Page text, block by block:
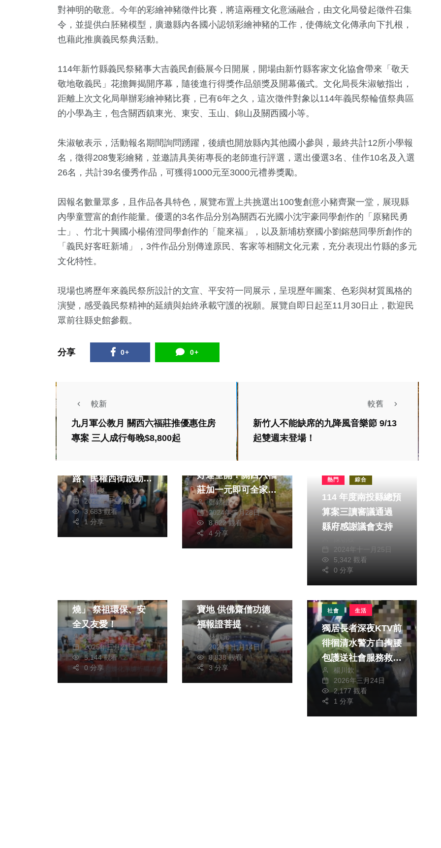
對神明的敬意。今年的彩繪神豬徵件比賽，將這兩種文化意涵融合，由文化局發起徵件召集
令，並提供白胚豬模型，廣邀縣內各國小認領彩繪神豬的工作，使傳統文化傳承向下扎根，
也藉此推廣義民祭典活動。
114年新竹縣義民祭豬事大吉義民創藝展今日開展，開場由新竹縣客家文化協會帶來「敬天
敬地敬義民」花擔舞揭開序幕，隨後進行得獎作品頒獎及開幕儀式。文化局長朱淑敏指出，
距離上次文化局舉辦彩繪神豬比賽，已有6年之久，這次徵件對象以114年義民祭輪值祭典區
的小學為主，包含關西鎮東光、東安、玉山、錦山及關西國小等。
朱淑敏表示，活動報名期間詢問踴躍，後續也開放縣內其他國小參與，最終共計12所小學報
名，徵得208隻彩繪豬，並邀請具美術專長的老師進行評選，選出優選3名、佳作10名及入選
26名，共計39名優秀作品，可獲得1000元至3000元禮券獎勵。
因報名數量眾多，且作品各具特色，展覽布置上共挑選出100隻創意小豬齊聚一堂，展現縣
內學童豐富的創作能量。優選的3名作品分別為關西石光國小沈宇豪同學創作的「原豬民勇
士」、竹北十興國小楊侑澄同學創作的「龍來福」，以及新埔枋寮國小劉鎔慈同學所創作的
「義民好客旺新埔」，3件作品分別傳達原民、客家等相關文化元素，充分表現出竹縣的多元
文化特性。
現場也將歷年來義民祭所設計的文宣、平安符一同展示，呈現歷年圖案、色彩與材質風格的
演變，感受義民祭精神的延續與始終承載守護的祝願。展覽自即日起至11月30日止，歡迎民
眾前往縣史館參觀。
分享 0+ 0+
較新
九月軍公教月 關西六福莊推優惠住房
專案 三人成行每晚$8,800起
較舊
新竹人不能缺席的九降風音樂節 9/13
起雙週末登場！
路、民權西街啟動路
面改善
張皓傑
2025年十二月31日
3,683 觀看
1 分享
旅遊
四年才有的好康 229
好運全開！關西六福
莊加一元即可全家輕
鬆入住？
鄭銘德
2024年二月28日
8,622 觀看
4 分享
熱門 綜合
114 年度南投縣總預
算案三讀審議通過
縣府感謝議會支持
2024年十一月25日
5,342 觀看
0 分享
燒」 祭祖環保、安
全又友愛！
鄭銘德
2025年三月21日
5,144 觀看
0 分享
寶地 供佛齋僧功德
福報證菩提
林獻元
2024年七月14日
8,838 觀看
3 分享
社會 生活
獨居長者深夜KTV前
徘徊清水警方自掏腰
包護送社會服務救助
站
楊川欽
2026年三月24日
2,177 觀看
1 分享